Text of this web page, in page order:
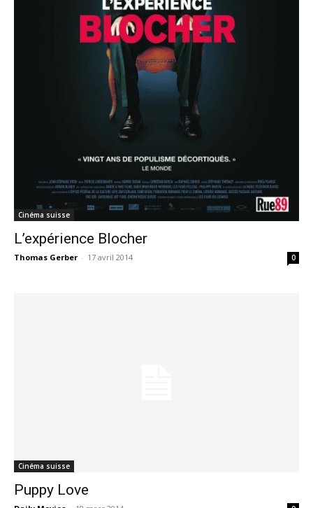
Cinéma suisse
L’expérience Blocher
Thomas Gerber - 17 avril 2014 0
Cinéma suisse
Puppy Love